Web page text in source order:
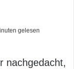
gelesen
nachgedacht,